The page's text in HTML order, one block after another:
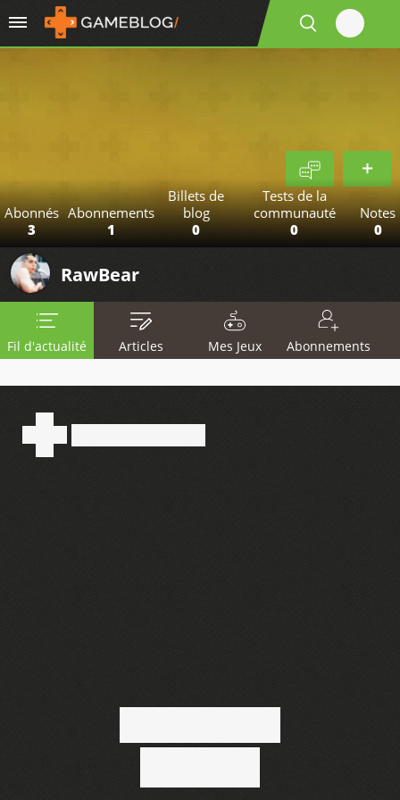
Abonnés
3
Abonnements
1
Billets de
blog
0
Tests de la
communauté
0
Notes
0
RawBear
Fil d'actualité Articles Mes Jeux Abonnements